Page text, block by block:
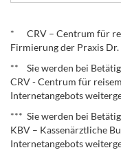
* CRV – Centrum für
Firmierung der Praxis
** Sie werden bei
CRV - Centrum für
Internetangebots
*** Sie werden bei
KBV – Kassenärztliche
Internetangebots